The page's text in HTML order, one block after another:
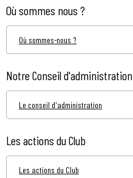
Où sommes nous ?
Où sommes-nous ?
Notre Conseil d'administration
Le conseil d'administration
Les actions du Club
Les actions du Club